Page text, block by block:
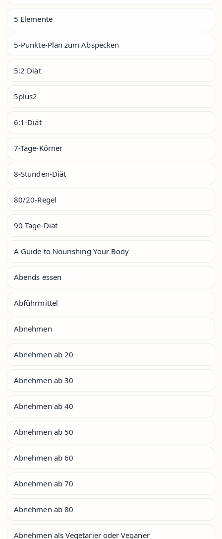
5 Elemente
5-Punkte-Plan zum Abspecken
5:2 Diät
5plus2
6:1-Diät
7-Tage-Körner
8-Stunden-Diät
80/20-Regel
90 Tage-Diät
A Guide to Nourishing Your Body
Abends essen
Abführmittel
Abnehmen
Abnehmen ab 20
Abnehmen ab 30
Abnehmen ab 40
Abnehmen ab 50
Abnehmen ab 60
Abnehmen ab 70
Abnehmen ab 80
Abnehmen als Vegetarier oder Veganer